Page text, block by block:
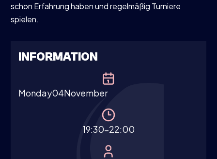
schon Erfahrung haben und regelmäßig Turniere
spielen.
INFORMATION
Monday04November
19:30-22:00